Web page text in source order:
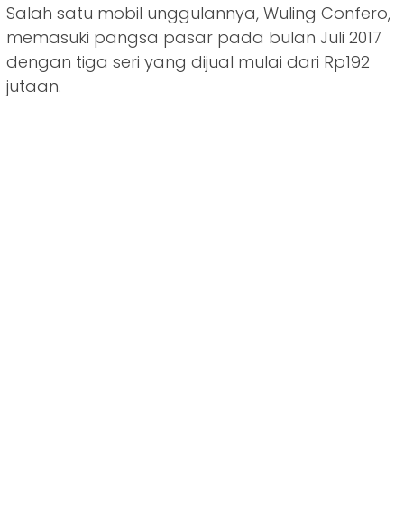
Salah satu mobil unggulannya, Wuling Confero,
memasuki pangsa pasar pada bulan Juli 2017
dengan tiga seri yang dijual mulai dari Rp192
jutaan.